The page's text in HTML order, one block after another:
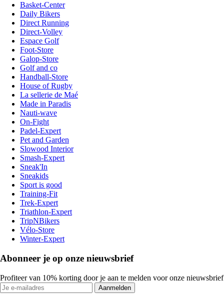
Basket-Center
Daily Bikers
Direct Running
Direct-Volley
Espace Golf
Foot-Store
Galop-Store
Golf and co
Handball-Store
House of Rugby
La sellerie de Maé
Made in Paradis
Nauti-wave
On-Fight
Padel-Expert
Pet and Garden
Slowood Interior
Smash-Expert
Sneak'In
Sneakids
Sport is good
Training-Fit
Trek-Expert
Triathlon-Expert
TripNBikers
Vélo-Store
Winter-Expert
Abonneer je op onze nieuwsbrief
Profiteer van 10% korting door je aan te melden voor onze nieuwsbrief
Aanmelden